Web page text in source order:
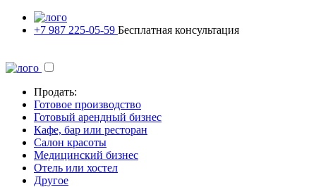
+7 987 225-05-59 Бесплатная консультация
Продать:
Готовое производство
Готовый арендный бизнес
Кафе, бар или ресторан
Салон красоты
Медицинский бизнес
Отель или хостел
Другое